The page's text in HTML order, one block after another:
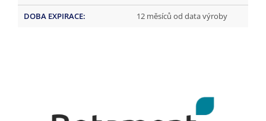
DOBA EXPIRACE: 12 měsíců od data výroby